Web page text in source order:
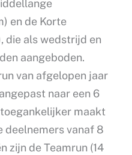
en de Korte
die als wedstrijd en
aangeboden.
van afgelopen jaar
naar een 6
maakt
deelnemers vanaf 8
zijn de Teamrun (14